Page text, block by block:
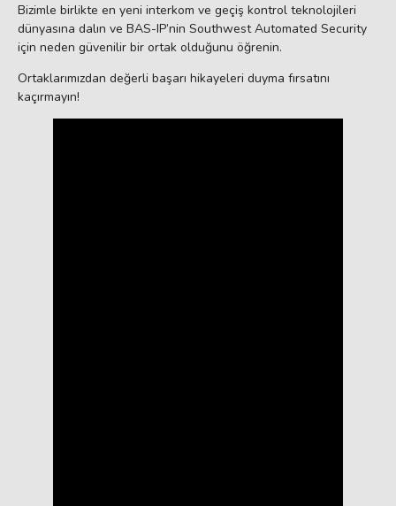
Bizimle birlikte en yeni interkom ve geçiş kontrol teknolojileri
dünyasına dalın ve BAS-IP’nin Southwest Automated Security
için neden güvenilir bir ortak olduğunu öğrenin.
Ortaklarımızdan değerli başarı hikayeleri duyma fırsatını
kaçırmayın!